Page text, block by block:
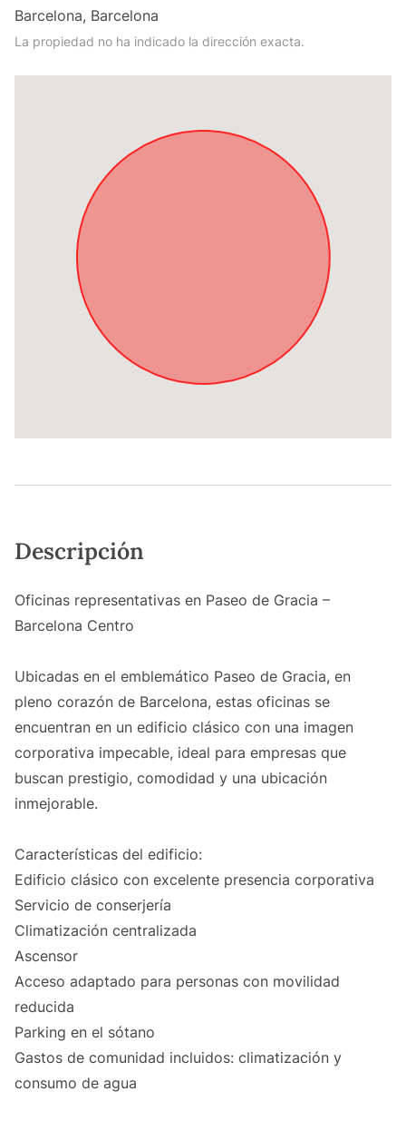
Barcelona, Barcelona
La propiedad no ha indicado la dirección exacta.
Descripción
Oficinas representativas en Paseo de Gracia –
Barcelona Centro
Ubicadas en el emblemático Paseo de Gracia, en
pleno corazón de Barcelona, estas oficinas se
encuentran en un edificio clásico con una imagen
corporativa impecable, ideal para empresas que
buscan prestigio, comodidad y una ubicación
inmejorable.
Características del edificio:
Edificio clásico con excelente presencia corporativa
Servicio de conserjería
Climatización centralizada
Ascensor
Acceso adaptado para personas con movilidad
reducida
Parking en el sótano
Gastos de comunidad incluidos: climatización y
consumo de agua